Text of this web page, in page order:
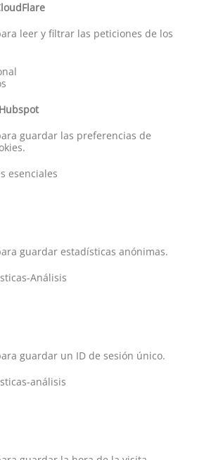
leer y filtrar las peticiones de los
Hubspot
guardar las preferencias de
esenciales
guardar estadísticas anónimas.
Análisis
guardar un ID de sesión único.
análisis